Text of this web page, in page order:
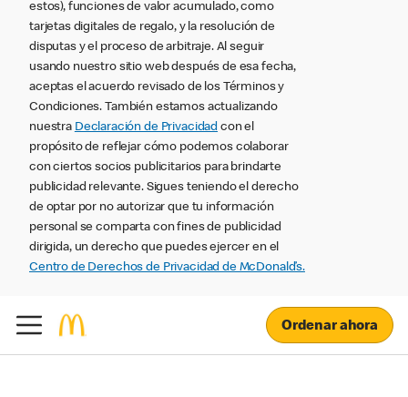
estos), funciones de valor acumulado, como
tarjetas digitales de regalo, y la resolución de
disputas y el proceso de arbitraje. Al seguir
usando nuestro sitio web después de esa fecha,
aceptas el acuerdo revisado de los Términos y
Condiciones. También estamos actualizando
nuestra Declaración de Privacidad con el
propósito de reflejar cómo podemos colaborar
con ciertos socios publicitarios para brindarte
publicidad relevante. Sigues teniendo el derecho
de optar por no autorizar que tu información
personal se comparta con fines de publicidad
dirigida, un derecho que puedes ejercer en el
Centro de Derechos de Privacidad de McDonald’s.
Ordenar ahora